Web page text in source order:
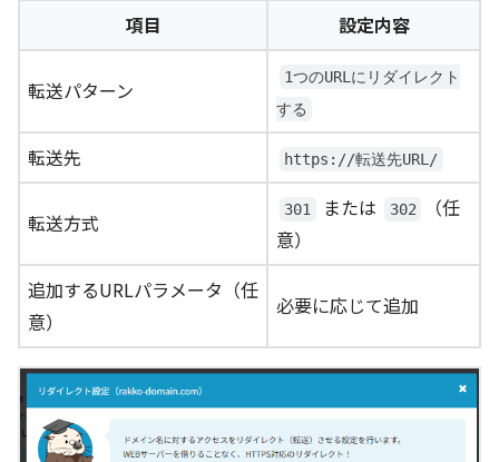
項目 設定内容
転送パターン
1つのURLにリダイレクト
する
転送先 https://転送先URL/
転送方式 301 または 302
（任
意）
追加するURLパラメータ（任
意）
必要に応じて追加